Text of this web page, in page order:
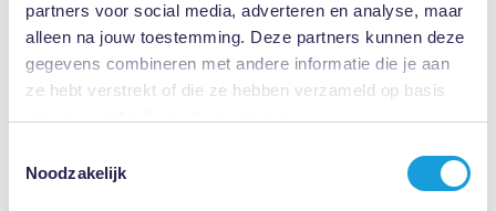
partners voor social media, adverteren en analyse, maar
alleen na jouw toestemming. Deze partners kunnen deze
gegevens combineren met andere informatie die je aan
ze hebt verstrekt of die ze hebben verzameld op basis
Noodzakelijk
Als werknemer is het van cruciaal belang om alert te zijn op
ermee wordt geconfronteerd. Hier zijn enkele tips:
Wees assertief:Geef duidelijk aan wanneer iemand jouw
grenzen overschrijdt en dat dit voor jou niet acceptabel is.
Zoek steun: Bespreek de situatie met een vertrouwenspersoon,